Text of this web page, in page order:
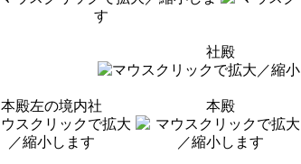
社殿
本殿左の境内社 本殿